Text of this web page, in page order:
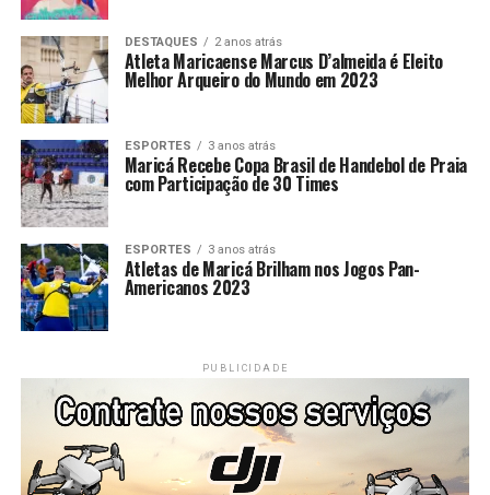
DESTAQUES 2 anos atrás
Atleta Maricaense Marcus D’almeida é Eleito
Melhor Arqueiro do Mundo em 2023
ESPORTES 3 anos atrás
Maricá Recebe Copa Brasil de Handebol de Praia
com Participação de 30 Times
ESPORTES 3 anos atrás
Atletas de Maricá Brilham nos Jogos Pan-
Americanos 2023
PUBLICIDADE